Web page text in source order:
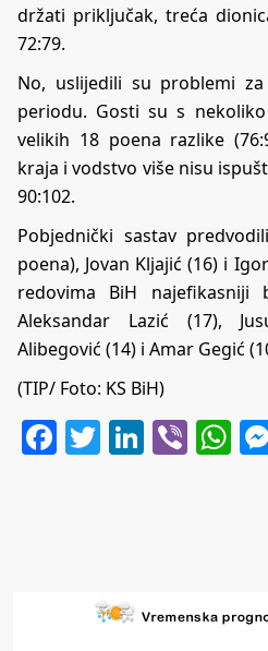
držati priključak, treća
72:79.
No, uslijedili su problemi
periodu. Gosti su s
velikih 18 poena razlike
kraja i vodstvo više nisu
90:102.
Pobjednički sastav
poena), Jovan Kljajić (16) i
redovima BiH najefikasniji
Aleksandar Lazić (17),
Alibegović (14) i Amar Gegić
(TIP/ Foto: KS BiH)
Facebook
Twitter